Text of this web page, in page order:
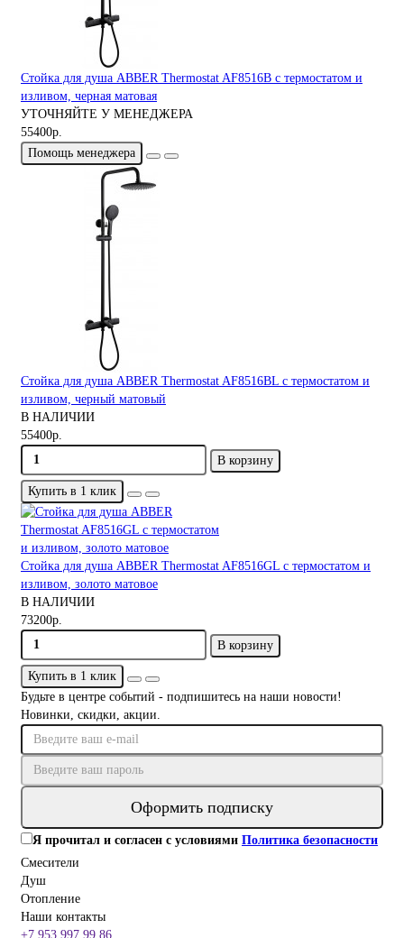
Стойка для душа ABBER Thermostat AF8516B с термостатом и
изливом, черная матовая
УТОЧНЯЙТЕ У МЕНЕДЖЕРА
55400р.
Помощь менеджера
Стойка для душа ABBER Thermostat AF8516BL с термостатом и
изливом, черный матовый
В НАЛИЧИИ
55400р.
В корзину
Купить в 1 клик
Стойка для душа ABBER Thermostat AF8516GL с термостатом и
изливом, золото матовое
В НАЛИЧИИ
73200р.
В корзину
Купить в 1 клик
Будьте в центре событий - подпишитесь на наши новости!
Новинки, скидки, акции.
Оформить подписку
Я прочитал и согласен с условиями Политика безопасности
Смесители
Душ
Отопление
Наши контакты
+7 953 997 99 86